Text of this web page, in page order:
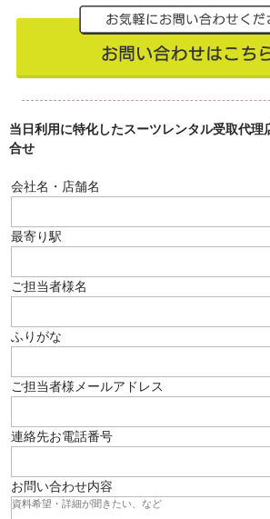
当日利用に特化したスーツレンタル受取代理
合せ
会社名・店舗名
最寄り駅
ご担当者様名
ふりがな
ご担当者様メールアドレス
連絡先お電話番号
お問い合わせ内容